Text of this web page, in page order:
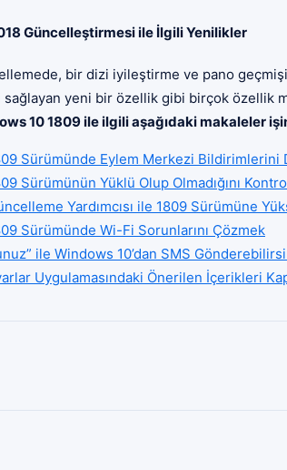
Güncelleştirmesi ile İlgili Yenilikler
bir dizi iyileştirme ve pano
yeni bir özellik gibi birçok özellik
10 1809 ile ilgili aşağıdaki makaleler
Sürümünde Eylem Merkezi Bildirimlerini
Sürümünün Yüklü Olup Olmadığını
Yardımcısı ile 1809 Sürümüne
Sürümünde Wi-Fi Sorunlarını Çözmek
ile Windows 10’dan SMS
Uygulamasındaki Önerilen İçerikleri